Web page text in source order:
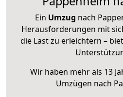
Ein Umzug nach
Herausforderungen mit
die Last zu erleichtern –
Wir haben mehr als 13
Umzügen nach